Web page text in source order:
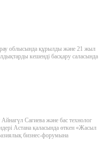
облысында құрылды және 21 жыл
кешенді басқару саласында
Сағиева және бас технолог
Астана қаласында өткен «Жасыл
бизнес-форумына